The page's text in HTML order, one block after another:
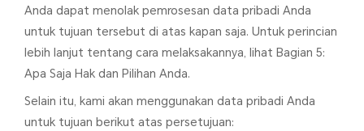
Anda dapat menolak pemrosesan data pribadi Anda
untuk tujuan tersebut di atas kapan saja. Untuk perincian
lebih lanjut tentang cara melaksakannya, lihat Bagian 5:
Apa Saja Hak dan Pilihan Anda.
Selain itu, kami akan menggunakan data pribadi Anda
untuk tujuan berikut atas persetujuan: